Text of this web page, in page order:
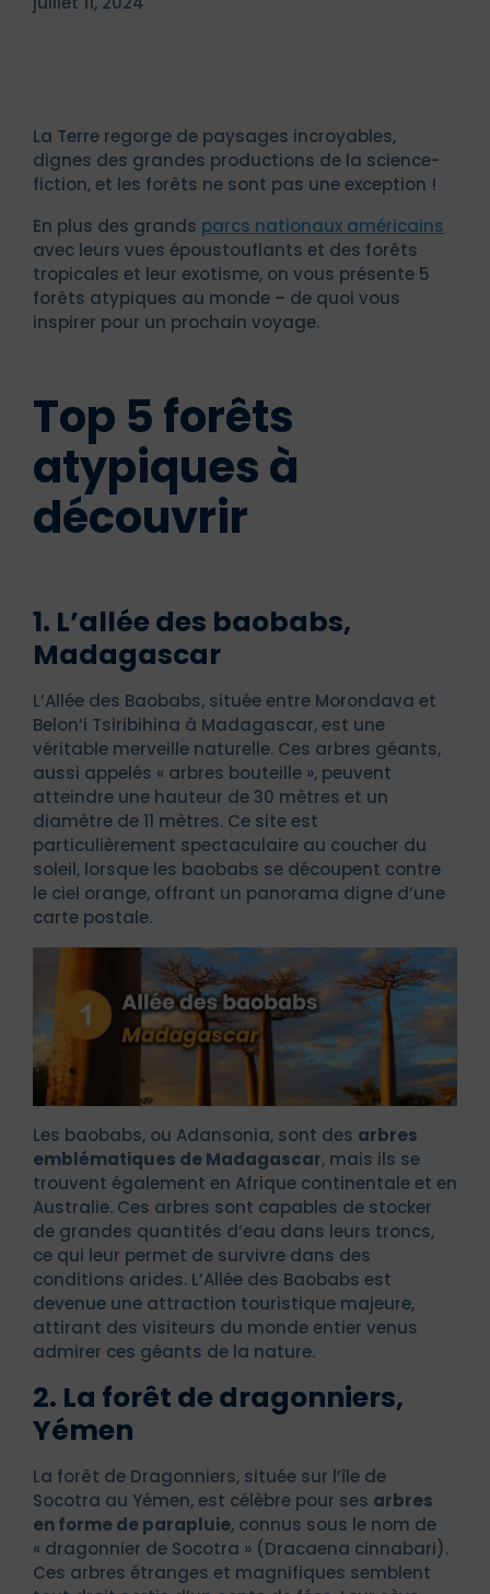
La Terre regorge de paysages incroyables,
dignes des grandes productions de la science-
fiction, et les forêts ne sont pas une exception !
En plus des grands parcs nationaux américains
avec leurs vues époustouflants et des forêts
tropicales et leur exotisme, on vous présente 5
forêts atypiques au monde – de quoi vous
inspirer pour un prochain voyage.
Top 5 forêts
atypiques à
découvrir
1. L’allée des baobabs,
Madagascar
L’Allée des Baobabs, située entre Morondava et
Belon’i Tsiribihina à Madagascar, est une
véritable merveille naturelle. Ces arbres géants,
aussi appelés « arbres bouteille », peuvent
atteindre une hauteur de 30 mètres et un
diamètre de 11 mètres. Ce site est
particulièrement spectaculaire au coucher du
soleil, lorsque les baobabs se découpent contre
le ciel orange, offrant un panorama digne d’une
carte postale.
Les baobabs, ou Adansonia, sont des arbres
emblématiques de Madagascar, mais ils se
trouvent également en Afrique continentale et en
Australie. Ces arbres sont capables de stocker
de grandes quantités d’eau dans leurs troncs,
ce qui leur permet de survivre dans des
conditions arides. L’Allée des Baobabs est
devenue une attraction touristique majeure,
attirant des visiteurs du monde entier venus
admirer ces géants de la nature.
2. La forêt de dragonniers,
Yémen
La forêt de Dragonniers, située sur l’île de
Socotra au Yémen, est célèbre pour ses arbres
en forme de parapluie, connus sous le nom de
« dragonnier de Socotra » (Dracaena cinnabari).
Ces arbres étranges et magnifiques semblent